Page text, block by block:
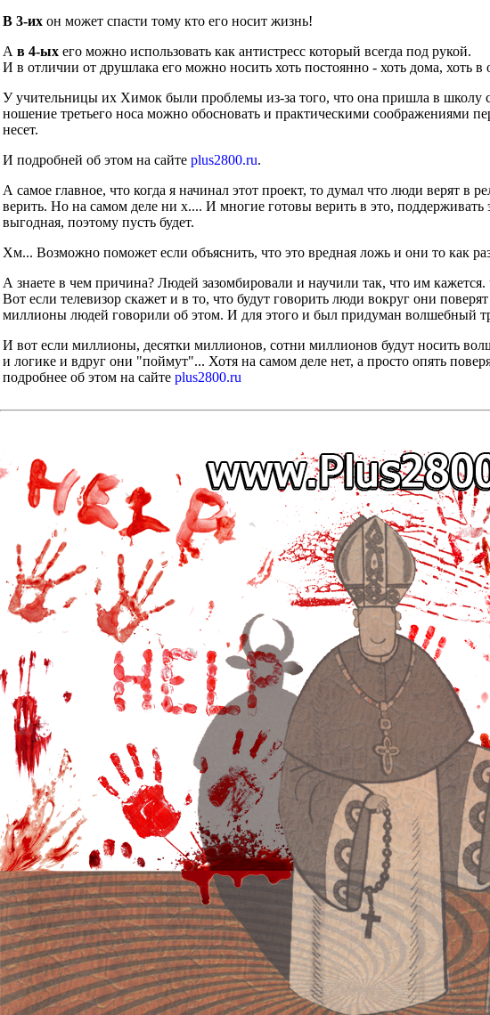
В 3-их он может спасти тому кто его носит жизнь!
А в 4-ых его можно использовать как антистресс который всегда под рукой.
И в отличии от друшлака его можно носить хоть постоянно - хоть дома, хоть
У учительницы их Химок были проблемы из-за того, что она пришла в школу
ношение третьего носа можно обосновать и практическими соображениями
несет.
И подробней об этом на сайте plus2800.ru.
А самое главное, что когда я начинал этот проект, то думал что люди верят
верить. Но на самом деле ни х.... И многие готовы верить в это,
выгодная, поэтому пусть будет.
Хм... Возможно поможет если объяснить, что это вредная ложь и они то как
А знаете в чем причина? Людей зазомбировали и научили так, что им
Вот если телевизор скажет и в то, что будут говорить люди вокруг они
миллионы людей говорили об этом. И для этого и был придуман волшебный
И вот если миллионы, десятки миллионов, сотни миллионов будут носить
и логике и вдруг они "поймут"... Хотя на самом деле нет, а просто опять
подробнее об этом на сайте plus2800.ru